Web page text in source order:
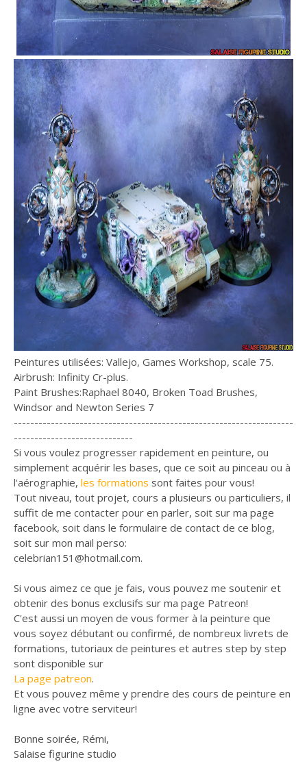
Peintures utilisées: Vallejo, Games Workshop, scale 75.
Airbrush: Infinity Cr-plus.
Paint Brushes:Raphael 8040, Broken Toad Brushes,
Windsor and Newton Series 7
--------------------------------------------------------------------
-----------------------------
Si vous voulez progresser rapidement en peinture, ou
simplement acquérir les bases, que ce soit au pinceau ou à
l'aérographie, les formations sont faites pour vous!
Tout niveau, tout projet, cours a plusieurs ou particuliers, il
suffit de me contacter pour en parler, soit sur ma page
facebook, soit dans le formulaire de contact de ce blog,
soit sur mon mail perso:
celebrian151@hotmail.com.
Si vous aimez ce que je fais, vous pouvez me soutenir et
obtenir des bonus exclusifs sur ma page Patreon!
C'est aussi un moyen de vous former à la peinture que
vous soyez débutant ou confirmé, de nombreux livrets de
formations, tutoriaux de peintures et autres step by step
sont disponible sur
La page patreon.
Et vous pouvez même y prendre des cours de peinture en
ligne avec votre serviteur!
Bonne soirée, Rémi,
Salaise figurine studio